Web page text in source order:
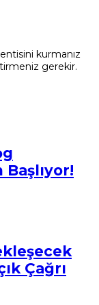
kurmanız
gerekir.
Çağrı